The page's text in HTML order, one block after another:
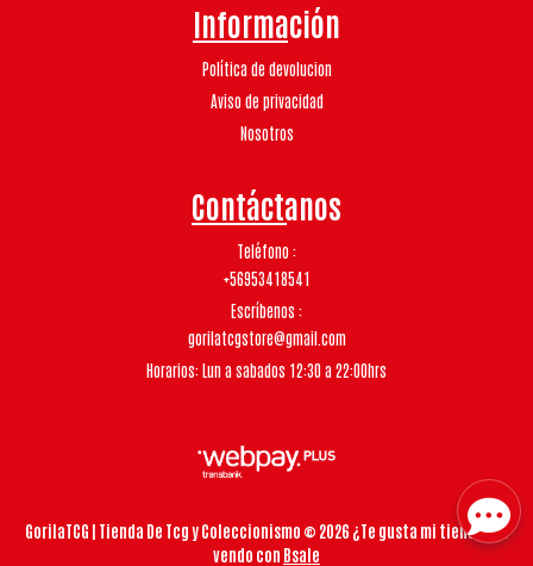
Información
Política de devolucion
Aviso de privacidad
Nosotros
Contáctanos
Teléfono
+56953418541
Escríbenos
gorilatcgstore@gmail.com
Horarios: Lun a sabados 12:30 a 22:00hrs
GorilaTCG | Tienda De Tcg y Coleccionismo © 2026 ¿Te gusta mi tienda? Yo
vendo con Bsale